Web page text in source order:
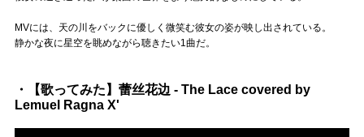
MVには、天の川をバックに優しく微笑む彼女の姿が映し出されている。
静かな夜に星空を眺めながら聴きたい1曲だ。
・【歌ってみた】蕾丝花边 - The Lace covered by
Lemuel Ragna X'